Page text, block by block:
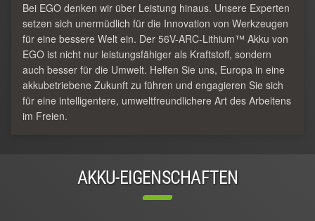
Bei EGO denken wir über Leistung hinaus. Unsere Experten
setzen sich unermüdlich für die Innovation von Werkzeugen
für eine bessere Welt ein. Der 56V-ARC-Lithium™ Akku von
EGO ist nicht nur leistungsfähiger als Kraftstoff, sondern
auch besser für die Umwelt. Helfen Sie uns, Europa in eine
akkubetriebene Zukunft zu führen und engagieren Sie sich
für eine intelligentere, umweltfreundlichere Art des Arbeitens
im Freien.
AKKU-EIGENSCHAFTEN